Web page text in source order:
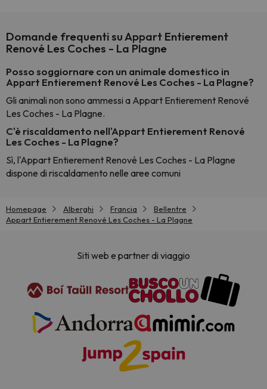
Domande frequenti su Appart Entierement
Renové Les Coches - La Plagne
Posso soggiornare con un animale domestico in
Appart Entierement Renové Les Coches - La Plagne?
Gli animali non sono ammessi a Appart Entierement Renové
Les Coches - La Plagne.
C'è riscaldamento nell'Appart Entierement Renové
Les Coches - La Plagne?
Sì, l'Appart Entierement Renové Les Coches - La Plagne
dispone di riscaldamento nelle aree comuni
Homepage Alberghi Francia
Bellentre
Appart Entierement Renové Les Coches - La Plagne
Siti web e partner di viaggio